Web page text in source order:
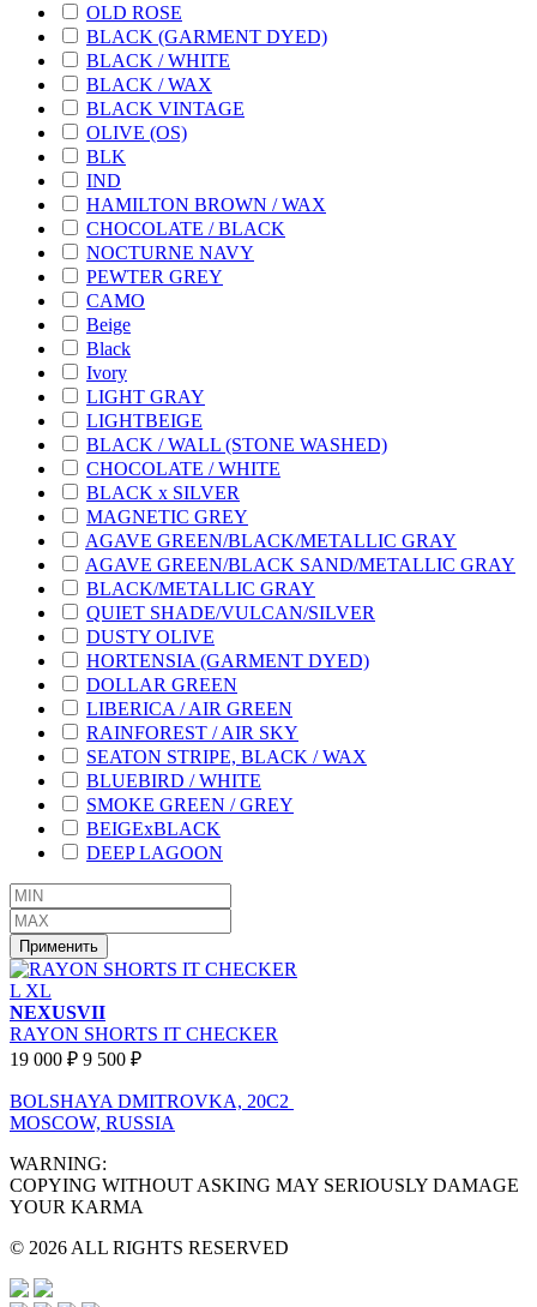
OLD ROSE
BLACK (GARMENT DYED)
BLACK / WHITE
BLACK / WAX
BLACK VINTAGE
OLIVE (OS)
BLK
IND
HAMILTON BROWN / WAX
CHOCOLATE / BLACK
NOCTURNE NAVY
PEWTER GREY
CAMO
Beige
Black
Ivory
LIGHT GRAY
LIGHTBEIGE
BLACK / WALL (STONE WASHED)
CHOCOLATE / WHITE
BLACK x SILVER
MAGNETIC GREY
AGAVE GREEN/BLACK/METALLIC GRAY
AGAVE GREEN/BLACK SAND/METALLIC GRAY
BLACK/METALLIC GRAY
QUIET SHADE/VULCAN/SILVER
DUSTY OLIVE
HORTENSIA (GARMENT DYED)
DOLLAR GREEN
LIBERICA / AIR GREEN
RAINFOREST / AIR SKY
SEATON STRIPE, BLACK / WAX
BLUEBIRD / WHITE
SMOKE GREEN / GREY
BEIGExBLACK
DEEP LAGOON
Применить
L XL
NEXUSVII
RAYON SHORTS IT CHECKER
19 000 ₽ 9 500 ₽
BOLSHAYA DMITROVKA, 20C2
MOSCOW, RUSSIA
WARNING:
COPYING WITHOUT ASKING MAY SERIOUSLY DAMAGE
YOUR KARMA
© 2026 ALL RIGHTS RESERVED